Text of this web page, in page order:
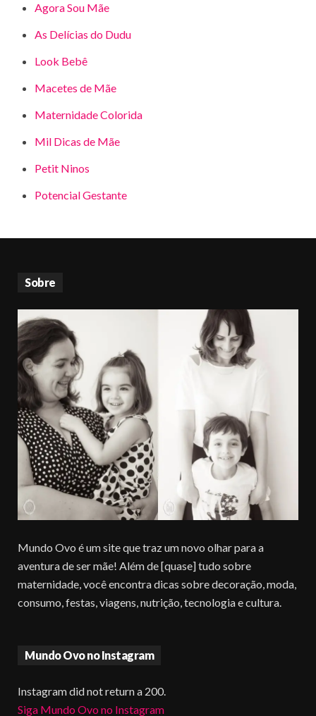
Agora Sou Mãe
As Delícias do Dudu
Look Bebê
Macetes de Mãe
Maternidade Colorida
Mil Dicas de Mãe
Petit Ninos
Potencial Gestante
Sobre
Mundo Ovo é um site que traz um novo olhar para a
aventura de ser mãe! Além de [quase] tudo sobre
maternidade, você encontra dicas sobre decoração, moda,
consumo, festas, viagens, nutrição, tecnologia e cultura.
Mundo Ovo no Instagram
Instagram did not return a 200.
Siga Mundo Ovo no Instagram